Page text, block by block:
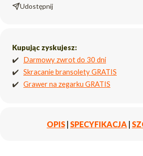
Udostępnij
Kupując zyskujesz:
✔️ Darmowy zwrot do 30 dni
✔️ Skracanie bransolety GRATIS
✔️ Grawer na zegarku GRATIS
OPIS SPECYFIKACJA